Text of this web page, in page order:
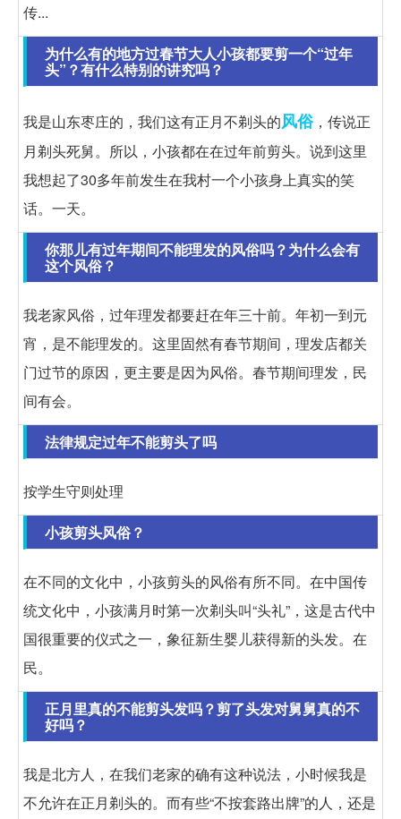
传...
为什么有的地方过春节大人小孩都要剪一个“过年
头”？有什么特别的讲究吗？
我是山东枣庄的，我们这有正月不剃头的风俗，传说正
月剃头死舅。所以，小孩都在在过年前剪头。说到这里
我想起了30多年前发生在我村一个小孩身上真实的笑
话。一天。
你那儿有过年期间不能理发的风俗吗？为什么会有
这个风俗？
我老家风俗，过年理发都要赶在年三十前。年初一到元
宵，是不能理发的。这里固然有春节期间，理发店都关
门过节的原因，更主要是因为风俗。春节期间理发，民
间有会。
法律规定过年不能剪头了吗
按学生守则处理
小孩剪头风俗？
在不同的文化中，小孩剪头的风俗有所不同。在中国传
统文化中，小孩满月时第一次剃头叫“头礼”，这是古代中
国很重要的仪式之一，象征新生婴儿获得新的头发。在
民。
正月里真的不能剪头发吗？剪了头发对舅舅真的不
好吗？
我是北方人，在我们老家的确有这种说法，小时候我是
不允许在正月剃头的。而有些“不按套路出牌”的人，还是